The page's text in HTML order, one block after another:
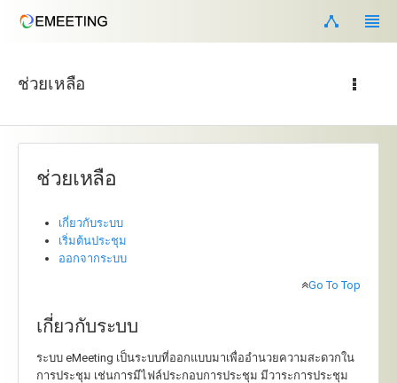
ช่วยเหลือ
ช่วยเหลือ
เกี่ยวกับระบบ
เริ่มต้นประชุม
ออกจากระบบ
Go To Top
เกี่ยวกับระบบ
ระบบ eMeeting เป็นระบบที่ออกแบบมาเพื่ออำนวยความสะดวกใน
การประชุม เช่นการมีไฟล์ประกอบการประชุม มีวาระการประชุม